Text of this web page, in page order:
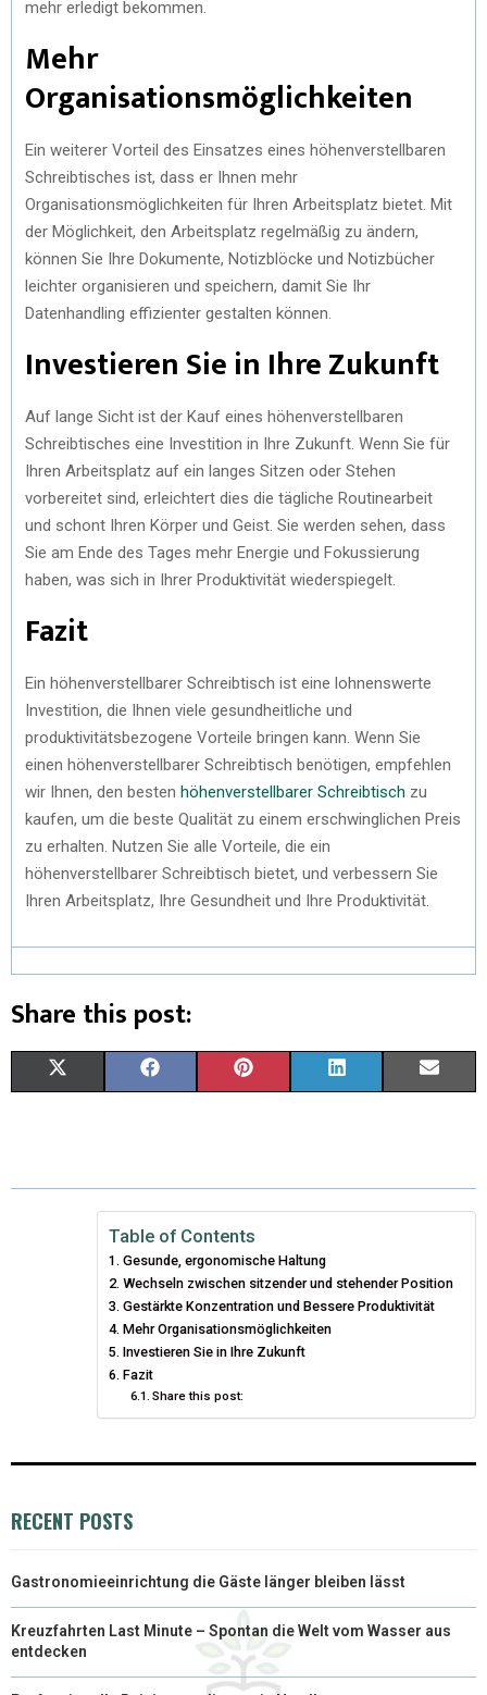
mehr erledigt bekommen.
Mehr
Organisationsmöglichkeiten
Ein weiterer Vorteil des Einsatzes eines höhenverstellbaren
Schreibtisches ist, dass er Ihnen mehr
Organisationsmöglichkeiten für Ihren Arbeitsplatz bietet. Mit
der Möglichkeit, den Arbeitsplatz regelmäßig zu ändern,
können Sie Ihre Dokumente, Notizblöcke und Notizbücher
leichter organisieren und speichern, damit Sie Ihr
Datenhandling effizienter gestalten können.
Investieren Sie in Ihre Zukunft
Auf lange Sicht ist der Kauf eines höhenverstellbaren
Schreibtisches eine Investition in Ihre Zukunft. Wenn Sie für
Ihren Arbeitsplatz auf ein langes Sitzen oder Stehen
vorbereitet sind, erleichtert dies die tägliche Routinearbeit
und schont Ihren Körper und Geist. Sie werden sehen, dass
Sie am Ende des Tages mehr Energie und Fokussierung
haben, was sich in Ihrer Produktivität wiederspiegelt.
Fazit
Ein höhenverstellbarer Schreibtisch ist eine lohnenswerte
Investition, die Ihnen viele gesundheitliche und
produktivitätsbezogene Vorteile bringen kann. Wenn Sie
einen höhenverstellbarer Schreibtisch benötigen, empfehlen
wir Ihnen, den besten höhenverstellbarer Schreibtisch zu
kaufen, um die beste Qualität zu einem erschwinglichen Preis
zu erhalten. Nutzen Sie alle Vorteile, die ein
höhenverstellbarer Schreibtisch bietet, und verbessern Sie
Ihren Arbeitsplatz, Ihre Gesundheit und Ihre Produktivität.
Share this post:
W E
B
O
O
K
T
R
E
S
K
I
I
Table of Contents
Gesunde, ergonomische Haltung
Wechseln zwischen sitzender und stehender Position
Gestärkte Konzentration und Bessere Produktivität
Mehr Organisationsmöglichkeiten
Investieren Sie in Ihre Zukunft
Fazit
Share this post:
RECENT POSTS
Gastronomieeinrichtung die Gäste länger bleiben lässt
Kreuzfahrten Last Minute – Spontan die Welt vom Wasser aus
entdecken